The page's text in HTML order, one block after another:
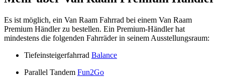
Es ist möglich, ein Van Raam Fahrrad bei einem Van Raam
Premium Händler zu bestellen. Ein Premium-Händler hat
mindestens die folgenden Fahrräder in seinem Ausstellungsraum:
Tiefeinsteigerfahrrad Balance
Parallel Tandem Fun2Go